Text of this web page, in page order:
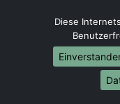
Umzug von
Umzug von
Umzug von
Umzug von
Umzug von
Diese